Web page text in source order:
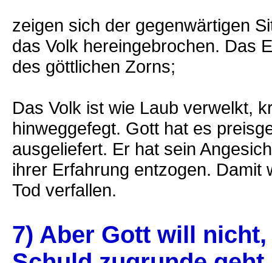
zeigen sich der gegenwärtigen
das Volk hereingebrochen. Das
des göttlichen Zorns;
Das Volk ist wie Laub verwelkt,
hinweggefegt. Gott hat es
ausgeliefert. Er hat sein
ihrer Erfahrung entzogen. Damit
Tod verfallen.
7) Aber Gott will